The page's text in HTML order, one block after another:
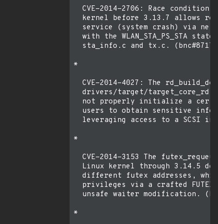
CVE-2014-2706: Race condition
kernel before 3.13.7 allows
service (system crash) via
with the WLAN_STA_PS_STA
sta_info.c and tx.c.
*
CVE-2014-4027: The
drivers/target/
not properly initialize a
users to obtain sensitive
leveraging access to a SCSI
*
CVE-2014-3153 The
Linux kernel through 3.14.5
different futex addresses,
privileges via a crafted
unsafe waiter modification.
*